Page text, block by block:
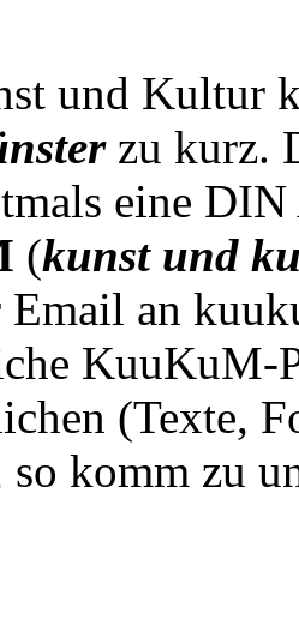
und Kultur
zu kurz.
eine
(kunst und
Email an
KuuKuM-
(Texte,
komm zu